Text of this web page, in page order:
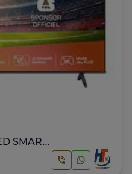
Téléviseur Hisense 50" LED SMART VIDA